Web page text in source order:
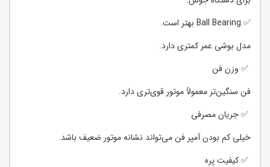
✅ Ball Bearing بهتر است.
مدل بوشی عمر کمتری دارد.
✅ وزن فن
فن سنگین‌تر معمولاً موتور قوی‌تری دارد.
✅ جریان مصرفی
خیلی کم بودن آمپر فن می‌تواند نشانه موتور ضعیف باشد.
✅ کیفیت پره